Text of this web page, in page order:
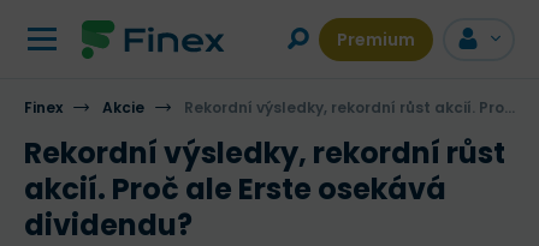
Premium
Finex Akcie Rekordní výsledky, rekordní růst akcií. Proč ale Erste osekává dividendu?
Rekordní výsledky, rekordní růst
akcií. Proč ale Erste osekává
dividendu?